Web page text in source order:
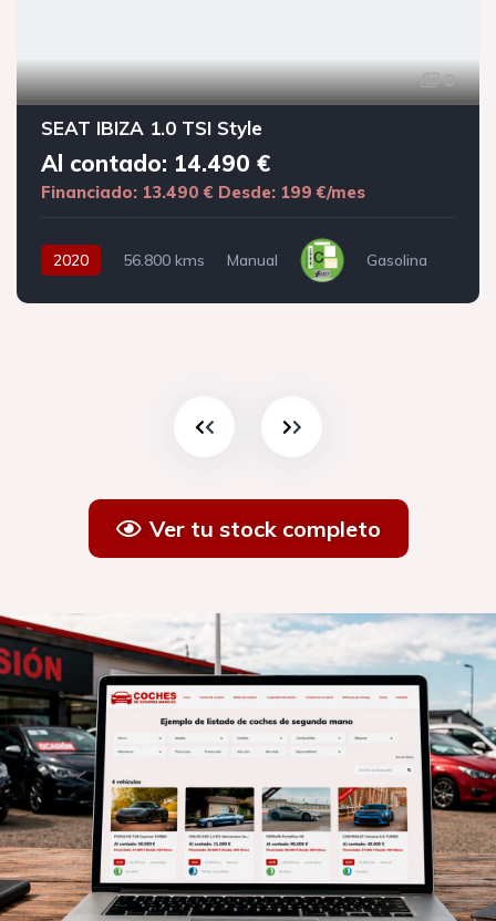
8
SEAT IBIZA 1.0 TSI Style
Al contado: 14.490 €
Financiado: 13.490 € Desde: 199 €/mes
2020 56.800 kms Manual Gasolina
Ver tu stock completo